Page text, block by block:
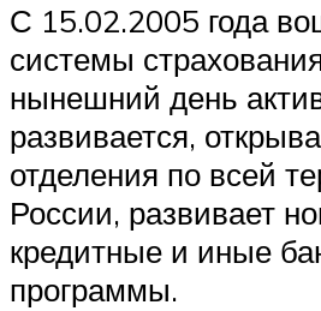
С 15.02.2005 года
системы
нынешний день
развивается,
отделения по всей
России, развивает
кредитные и иные
программы.